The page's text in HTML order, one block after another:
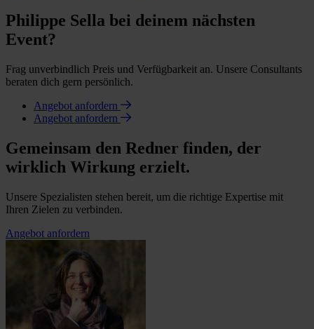
Philippe Sella bei deinem nächsten
Event?
Frag unverbindlich Preis und Verfügbarkeit an. Unsere Consultants
beraten dich gern persönlich.
Angebot anfordern
Angebot anfordern
Gemeinsam den Redner finden, der
wirklich Wirkung erzielt.
Unsere Spezialisten stehen bereit, um die richtige Expertise mit
Ihren Zielen zu verbinden.
Angebot anfordern